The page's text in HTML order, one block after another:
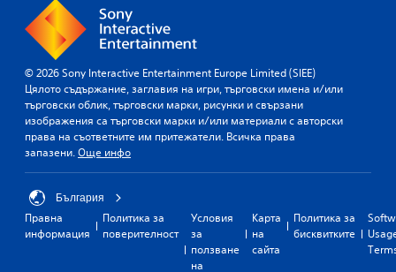
© 2026 Sony Interactive Entertainment Europe Limited (SIEE)
Цялото съдържание, заглавия на игри, търговски имена и/или
търговски облик, търговски марки, рисунки и свързани
изображения са търговски марки и/или материали с авторски
права на съответните им притежатели. Всичка права
запазени.Още инфо
България
Правна
информация
Политика за
поверителност
Условия
за
ползване
на
Карта
на
сайта
Политика за
бисквитките